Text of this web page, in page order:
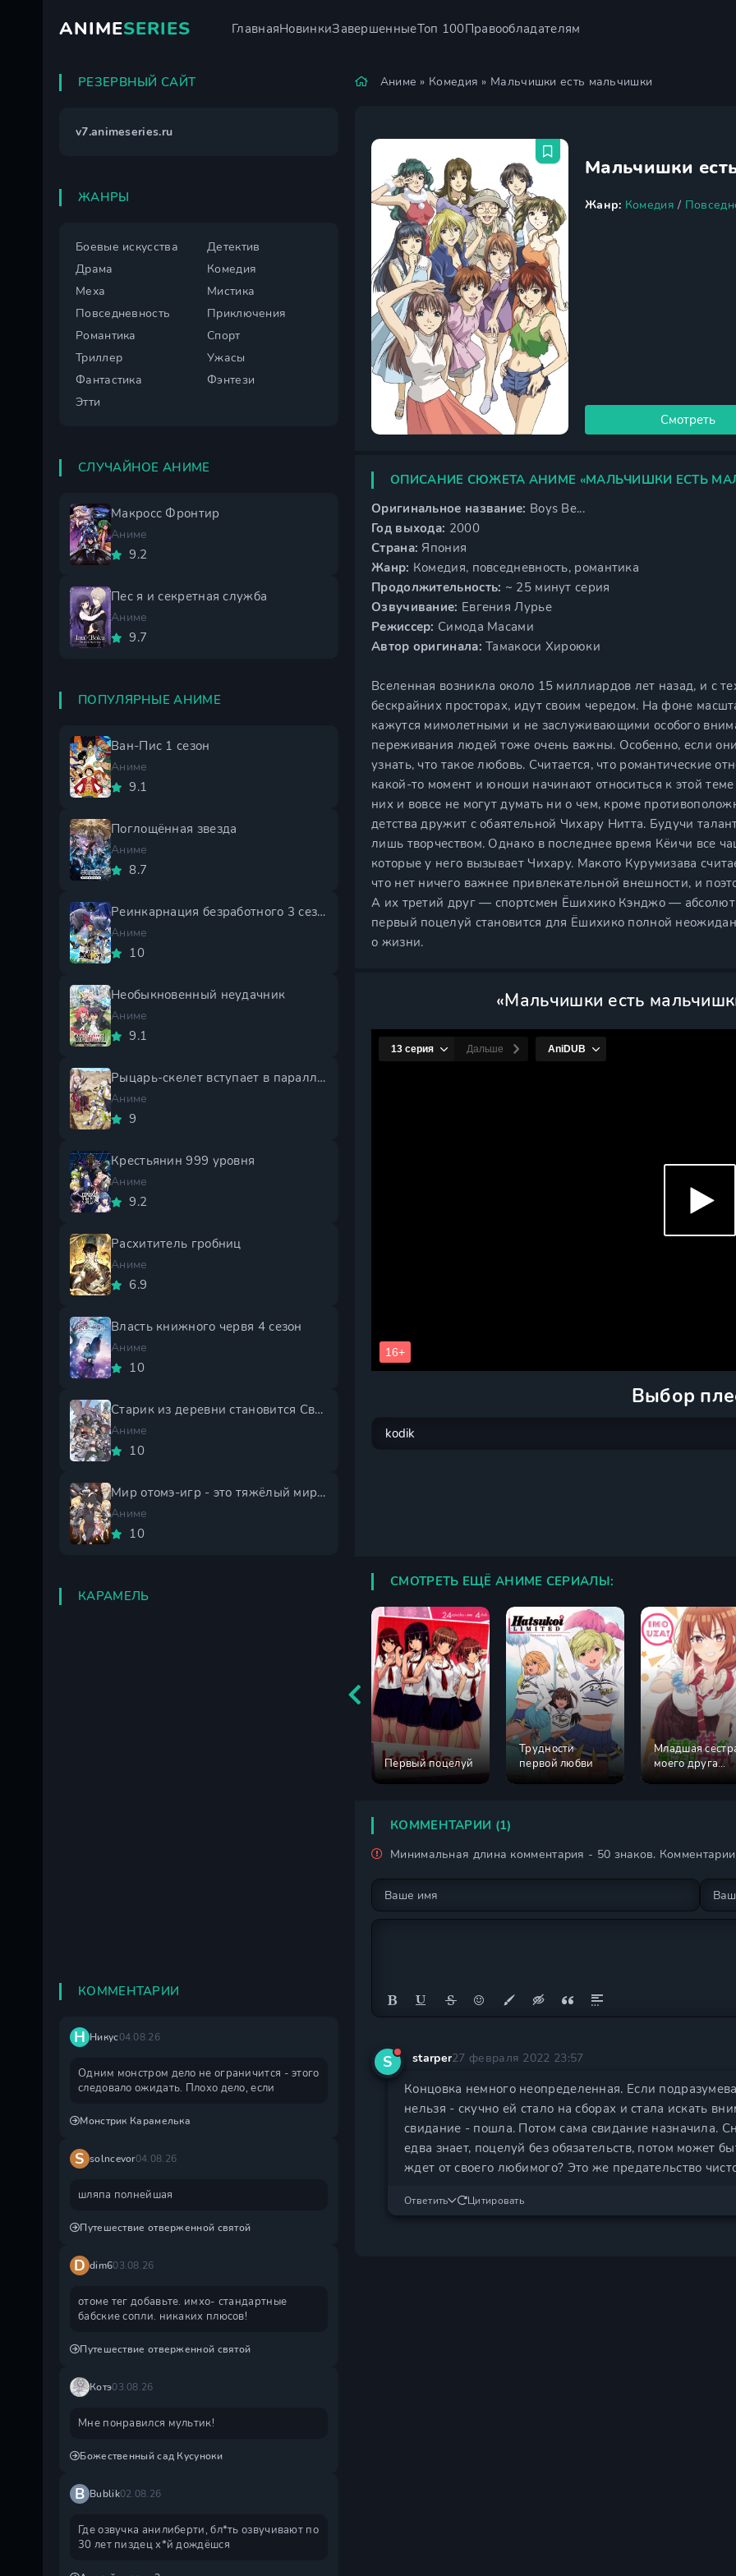
ANIMESERIES ГлавнаяНовинкиЗавершенныеТоп 100Правообладателям
Аниме » Комедия » Мальчишки есть мальчишки
Мальчишки
Жанр: Комедия /
Смотреть
ОПИСАНИЕ СЮЖЕТА АНИМЕ «МАЛЬЧИШКИ ЕСТЬ
Оригинальное название: Boys Be...
Год выхода: 2000
Страна: Япония
Жанр: Комедия, повседневность, романтика
Продолжительность: ~ 25 минут серия
Озвучивание: Евгения Лурье
Режиссер: Симода Масами
Автор оригинала: Тамакоси Хироюки
Вселенная возникла около 15 миллиардов лет назад, и с
бескрайних просторах, идут своим чередом. На фоне
кажутся мимолетными и не заслуживающими особого
переживания людей тоже очень важны. Особенно, если
узнать, что такое любовь. Считается, что романтические
какой-то момент и юноши начинают относиться к этой
них и вовсе не могут думать ни о чем, кроме
детства дружит с обаятельной Чихару Нитта. Будучи
лишь творчеством. Однако в последнее время Кёичи все
которые у него вызывает Чихару. Макото Курумизава
что нет ничего важнее привлекательной внешности, и
А их третий друг — спортсмен Ёшихико Кэнджо —
первый поцелуй становится для Ёшихико полной
о жизни.
«Мальчишки есть
Выбор
СМОТРЕТЬ ЕЩЁ АНИМЕ СЕРИАЛЫ:
Первый поцелуй
Трудности
первой любви
Младшая
моего друга
КОММЕНТАРИИ (1)
Минимальная длина комментария - 50 знаков.
S starper27 февраля 2022 23:57
Концовка немного неопределенная. Если
нельзя - скучно ей стало на сборах и стала искать
свидание - пошла. Потом сама свидание назначила.
едва знает, поцелуй без обязательств, потом может
ждет от своего любимого? Это же предательство
Ответить Цитировать
РЕЗЕРВНЫЙ САЙТ
v7.animeseries.ru
ЖАНРЫ
Боевые искусства
Детектив
Драма
Комедия
Меха
Мистика
Повседневность
Приключения
Романтика
Спорт
Триллер
Ужасы
Фантастика
Фэнтези
Этти
СЛУЧАЙНОЕ АНИМЕ
Макросс Фронтир
Аниме
9.2
Пес я и секретная служба
Аниме
9.7
ПОПУЛЯРНЫЕ АНИМЕ
Ван-Пис 1 сезон
Аниме
9.1
Поглощённая звезда
Аниме
8.7
Реинкарнация безработного 3 сезон
Аниме
10
Необыкновенный неудачник
Аниме
9.1
Рыцарь-скелет вступает в параллельный мир 2 сезон
Аниме
9
Крестьянин 999 уровня
Аниме
9.2
Расхититель гробниц
Аниме
6.9
Власть книжного червя 4 сезон
Аниме
10
Старик из деревни становится Святым мечом 2 сезон
Аниме
10
Мир отомэ-игр - это тяжёлый мир для мобов 2 сезон
Аниме
10
КАРАМЕЛЬ
КОММЕНТАРИИ
Н Никус04.08.26
Одним монстром дело не ограничится - этого
следовало ожидать. Плохо дело, если
Монстрик Карамелька
S solncevor04.08.26
шляпа полнейшая
Путешествие отверженной святой
D dim603.08.26
отоме тег добавьте. имхо- стандартные
бабские сопли. никаких плюсов!
Путешествие отверженной святой
Котэ03.08.26
Мне понравился мультик!
Божественный сад Кусуноки
B Bublik02.08.26
Где озвучка анилиберти, бл*ть озвучивают по
30 лет пиздец х*й дождëшся